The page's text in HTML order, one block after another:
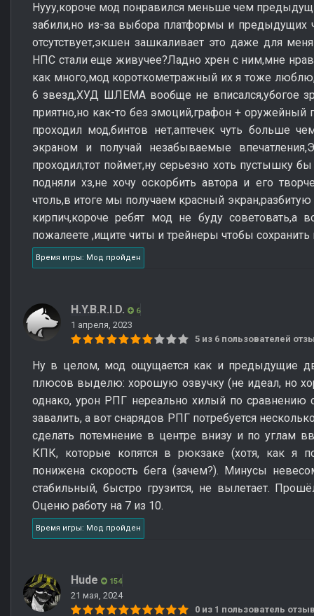
Нууу,короче мод понравился меньше чем
забили,но из-за выбора платформы и предыдущих
отсутствует,экшен зашкаливает это даже для
НПС стали еще живучее?Ладно хрен с ним,мне
как много,мод короткометражный их я тоже
6 звезд,ХУД ШЛЕМА вообще не вписался,убогое
приятно,но как-то без эмоций,графон + оружейный
проходил мод,бинтов нет,аптечек чуть больше
экраном и получай незабываемые
проходил,тот поймет,ну серьезно хоть пустышку
подняли хз,не хочу оскорбить автора и его
чтоль,в итоге мы получаем красный
кирпич,короче ребят мод не буду советовать,а
пожалеете ,ищите читы и трейнеры чтобы
Время игры: Мод пройден
H.Y.B.R.I.D. 6
1 апреля, 2023
5 из 6 пользователей
Ну в целом, мод ощущается как и предыдущие
плюсов выделю: хорошую озвучку (не идеал, но
однако, урон РПГ нереально хилый по
завалить, а вот снарядов РПГ потребуется
сделать потемнение в центре внизу и по углам
КПК, которые копятся в рюкзаке (хотя, как я
понижена скорость бега (зачем?). Минусы
стабильный, быстро грузится, не вылетает.
Оценю работу на 7 из 10.
Время игры: Мод пройден
Hude 154
21 мая, 2024
0 из 1 пользователь